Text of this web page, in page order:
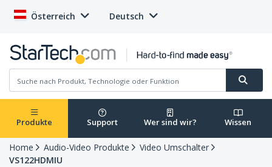
Österreich Deutsch
Produkte Support Wer sind wir? Wissen
Home Audio-Video Produkte
Video Umschalter
VS122HDMIU